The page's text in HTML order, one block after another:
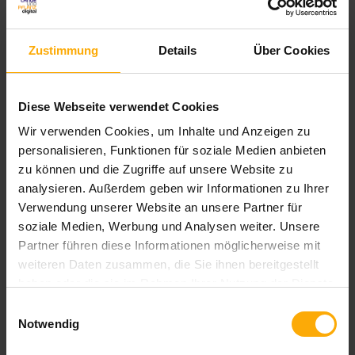
Zustimmung Details Über Cookies
Diese Webseite verwendet Cookies
Wir verwenden Cookies, um Inhalte und Anzeigen zu
personalisieren, Funktionen für soziale Medien anbieten
zu können und die Zugriffe auf unsere Website zu
analysieren. Außerdem geben wir Informationen zu Ihrer
Verwendung unserer Website an unsere Partner für
soziale Medien, Werbung und Analysen weiter. Unsere
Partner führen diese Informationen möglicherweise mit
weiteren Daten zusammen, die Sie ihnen bereitgestellt
Notwendig
Deutschsprachiger HubSpot Nutzer Blog
Blog für Anwender und Interessenten von HubSpot
aus Deutschland. Hier finden Sie die komplette Übersicht zu
Neuigkeiten und Updates der HubSpot Module Inbound
Marketing, Vertrieb und CRM auf deutsch.